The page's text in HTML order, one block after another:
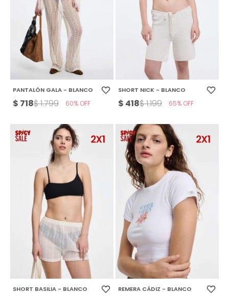
PANTALÓN GALA - BLANCO
$ 718$1.799 60
SHORT NICK - BLANCO
$ 418$1.199 65
SHORT BASILIA - BLANCO REMERA CÁDIZ - BLANCO